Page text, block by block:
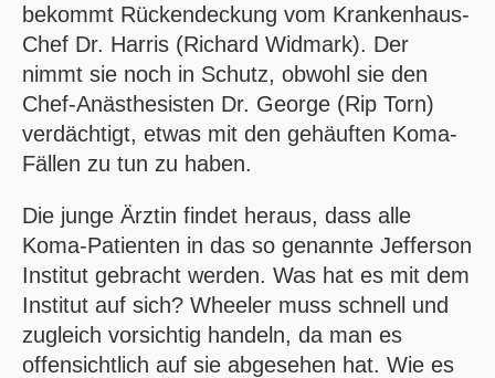
bekommt Rückendeckung vom Krankenhaus-
Chef Dr. Harris (Richard Widmark). Der
nimmt sie noch in Schutz, obwohl sie den
Chef-Anästhesisten Dr. George (Rip Torn)
verdächtigt, etwas mit den gehäuften Koma-
Fällen zu tun zu haben.
Die junge Ärztin findet heraus, dass alle
Koma-Patienten in das so genannte Jefferson
Institut gebracht werden. Was hat es mit dem
Institut auf sich? Wheeler muss schnell und
zugleich vorsichtig handeln, da man es
offensichtlich auf sie abgesehen hat. Wie es